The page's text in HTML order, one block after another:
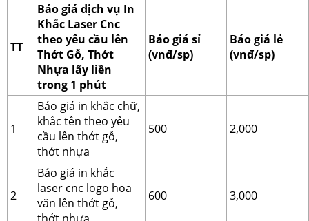
TT
Báo giá dịch vụ In
Khắc Laser Cnc
theo yêu cầu lên
Thớt Gỗ, Thớt
Nhựa lấy liền
trong 1 phút
Báo giá sỉ
(vnđ/sp)
Báo giá lẻ
(vnđ/sp)
1
Báo giá in khắc chữ,
khắc tên theo yêu
cầu lên thớt gỗ,
thớt nhựa
500 2,000
2
Báo giá in khắc
laser cnc logo hoa
văn lên thớt gỗ,
600 3,000